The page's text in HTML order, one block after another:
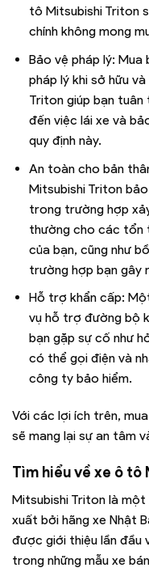
tô Mitsubishi Triton
chính không mong
Bảo vệ pháp lý:
pháp lý khi sở hữu
Triton giúp bạn tuân
đến việc lái xe và
quy định này.
An toàn cho bản
Mitsubishi Triton
trong trường hợp
thường cho các tổn
của bạn, cũng như
trường hợp bạn gây
Hỗ trợ khẩn cấp:
vụ hỗ trợ đường bộ
bạn gặp sự cố như
có thể gọi điện và
công ty bảo hiểm.
Với các lợi ích trên,
sẽ mang lại sự an tâm
Tìm hiểu về xe ô
Mitsubishi Triton là
xuất bởi hãng xe Nhật
được giới thiệu lần đầu
trong những mẫu xe